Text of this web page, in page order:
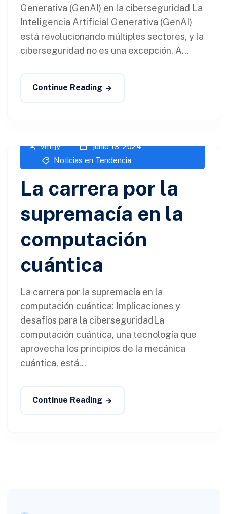
Generativa (GenAI) en la ciberseguridad La
Inteligencia Artificial Generativa (GenAI)
está revolucionando múltiples sectores, y la
ciberseguridad no es una excepción. A...
Continue Reading
vm1jy
junio 18, 2024
Noticias en Tendencia
La carrera por la
supremacía en la
computación
cuántica
La carrera por la supremacía en la
computación cuántica: Implicaciones y
desafíos para la ciberseguridadLa
computación cuántica, una tecnología que
aprovecha los principios de la mecánica
cuántica, está...
Continue Reading